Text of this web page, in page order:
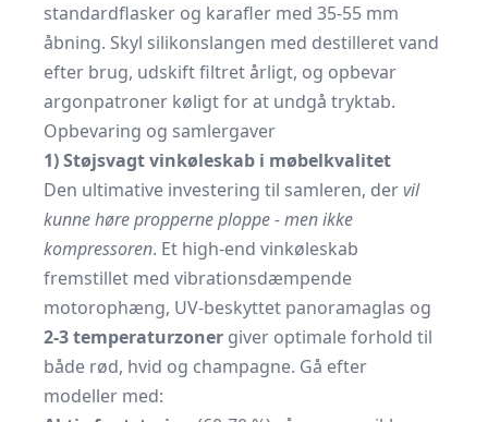
standardflasker og karafler med 35-55 mm
åbning. Skyl silikonslangen med destilleret vand
efter brug, udskift filtret årligt, og opbevar
argonpatroner køligt for at undgå tryktab.
Opbevaring og samlergaver
1) Støjsvagt vinkøleskab i møbelkvalitet
Den ultimative investering til samleren, dervil
kunne høre propperne ploppe - men ikke
kompressoren. Et high-end vinkøleskab
fremstillet med vibrationsdæmpende
motorophæng, UV-beskyttet panoramaglas og
2-3 temperaturzoner giver optimale forhold til
både rød, hvid og champagne. Gå efter
modeller med: